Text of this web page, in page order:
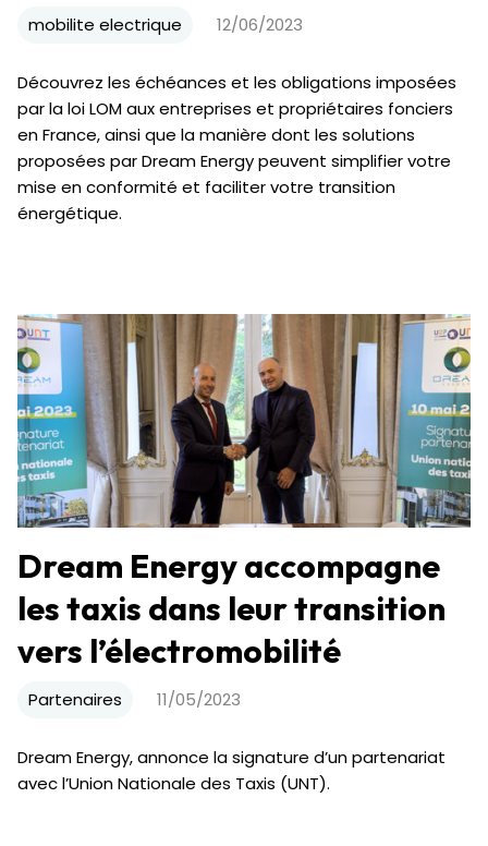
mobilite electrique 12/06/2023
Découvrez les échéances et les obligations imposées
par la loi LOM aux entreprises et propriétaires fonciers
en France, ainsi que la manière dont les solutions
proposées par Dream Energy peuvent simplifier votre
mise en conformité et faciliter votre transition
énergétique.
Dream Energy accompagne
les taxis dans leur transition
vers l’électromobilité
Partenaires 11/05/2023
Dream Energy, annonce la signature d’un partenariat
avec l’Union Nationale des Taxis (UNT).